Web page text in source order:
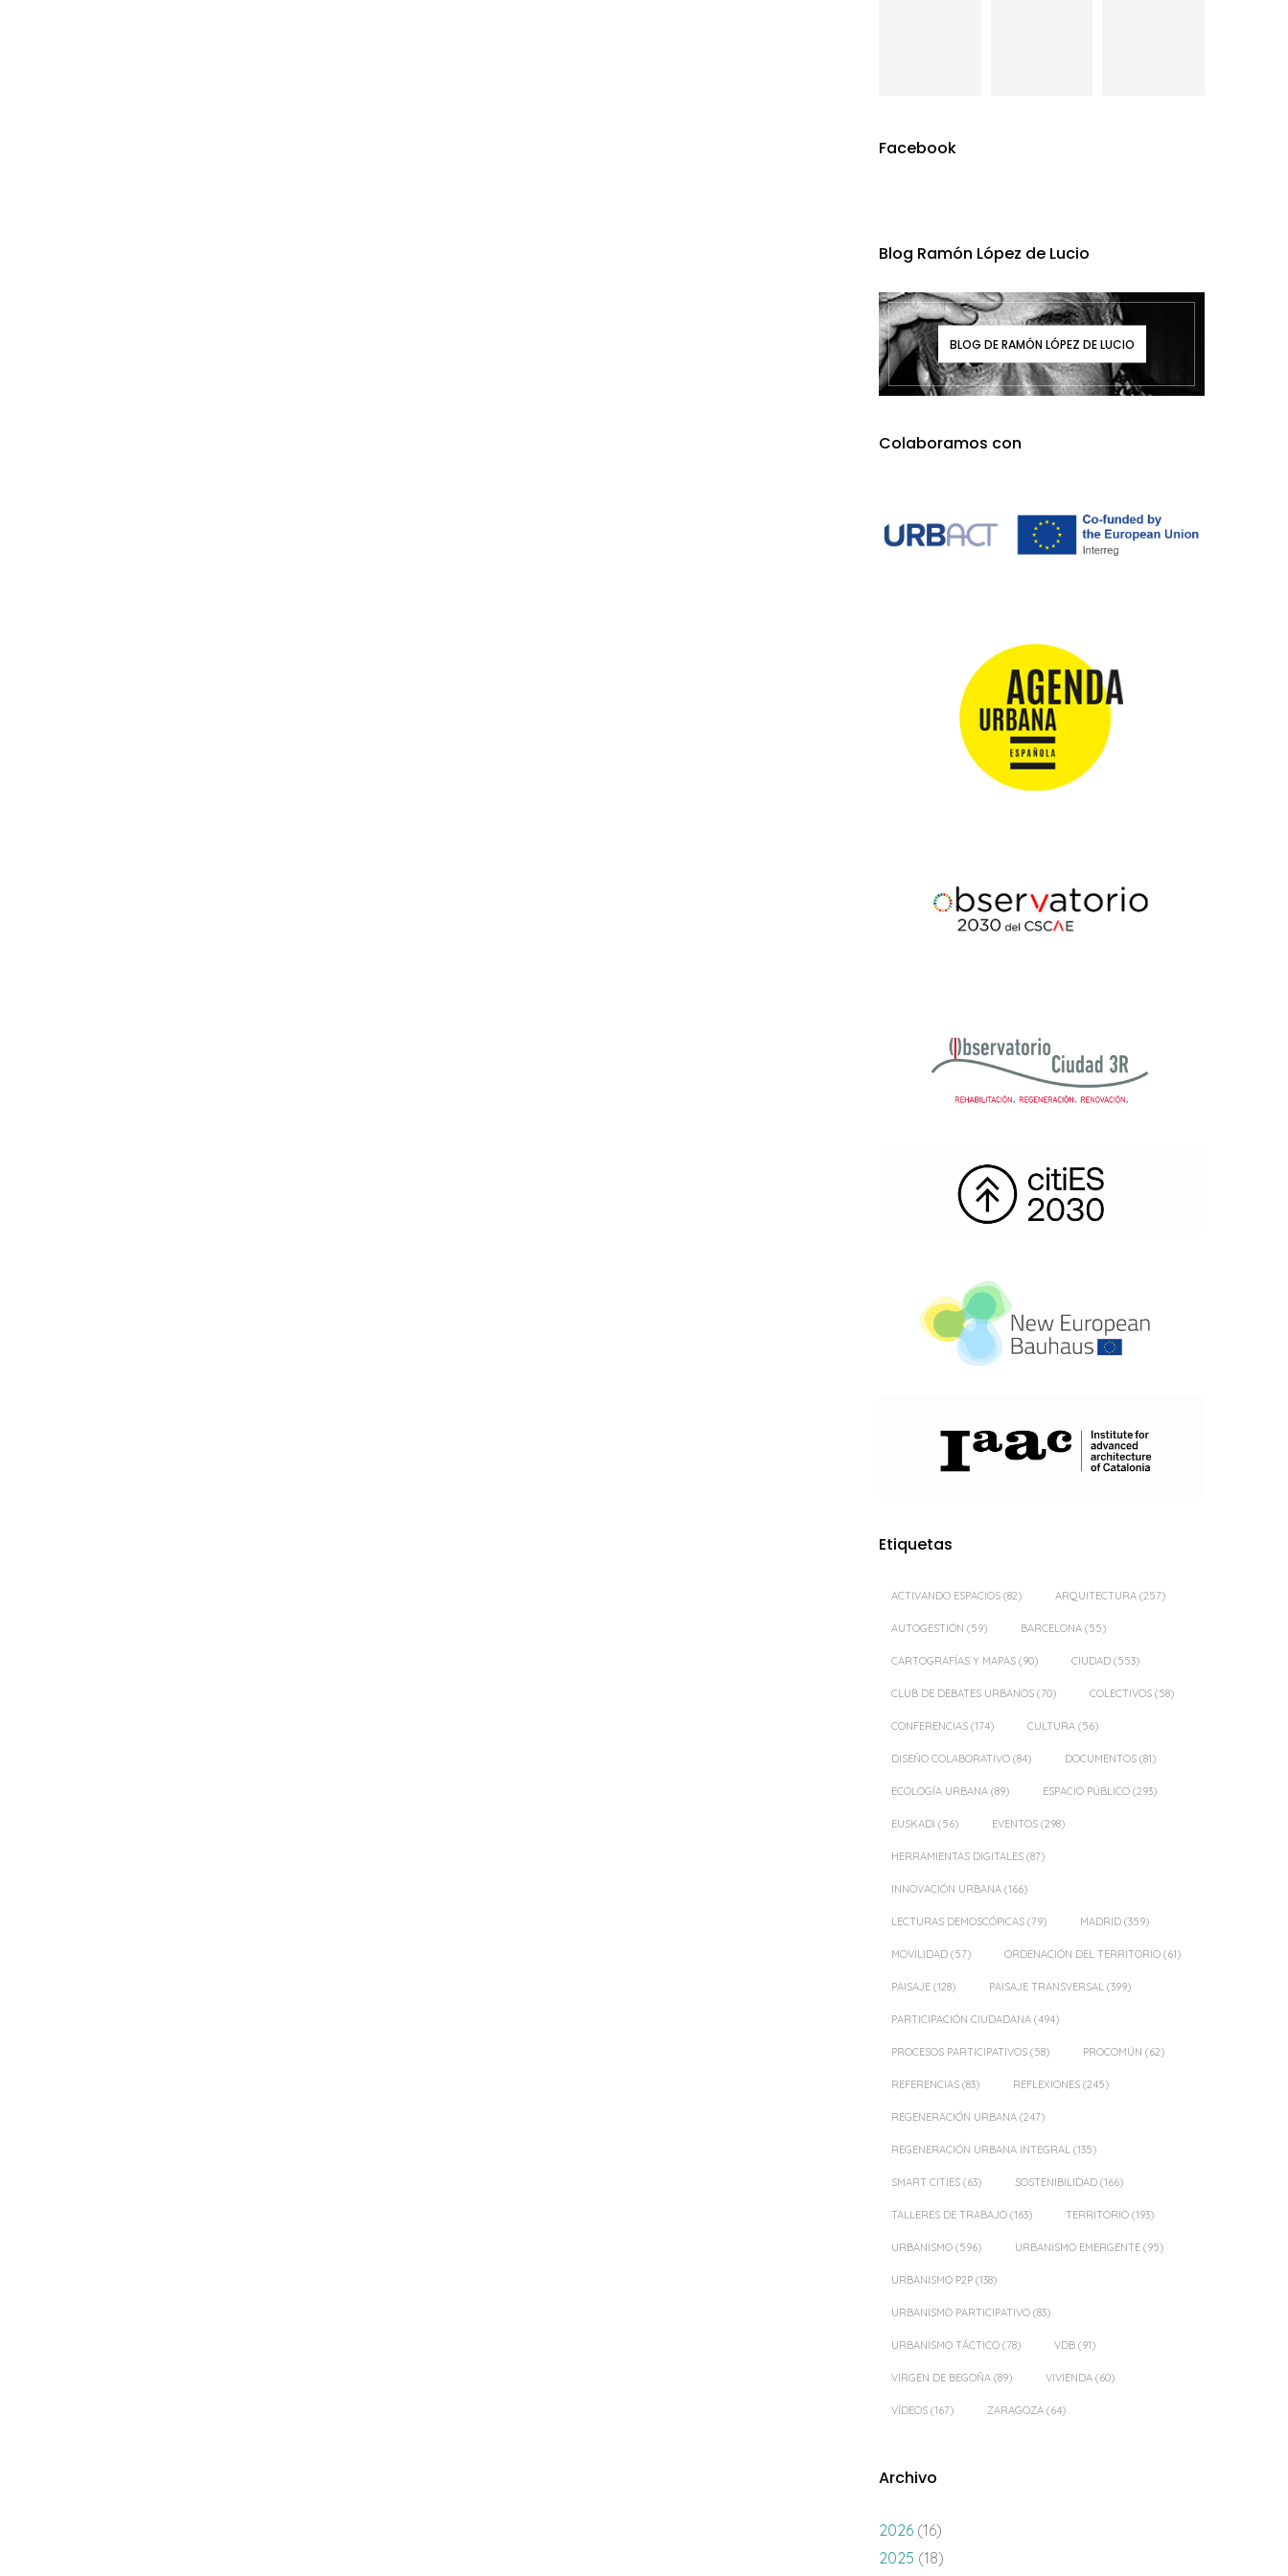
Facebook
Blog Ramón López de Lucio
BLOG DE RAMÓN LÓPEZ DE LUCIO
Colaboramos con
Etiquetas
ACTIVANDO ESPACIOS (82) ARQUITECTURA (257)
AUTOGESTIÓN (59) BARCELONA (55)
CARTOGRAFÍAS Y MAPAS (90) CIUDAD (553)
CLUB DE DEBATES URBANOS (70) COLECTIVOS (58)
CONFERENCIAS (174) CULTURA (56)
DISEÑO COLABORATIVO (84) DOCUMENTOS (81)
ECOLOGÍA URBANA (89) ESPACIO PÚBLICO (293)
EUSKADI (56) EVENTOS (298)
HERRAMIENTAS DIGITALES (87)
INNOVACIÓN URBANA (166)
LECTURAS DEMOSCÓPICAS (79) MADRID (359)
MOVILIDAD (57) ORDENACIÓN DEL TERRITORIO (61)
PAISAJE (128) PAISAJE TRANSVERSAL (399)
PARTICIPACIÓN CIUDADANA (494)
PROCESOS PARTICIPATIVOS (58) PROCOMÚN (62)
REFERENCIAS (83) REFLEXIONES (245)
REGENERACIÓN URBANA (247)
REGENERACIÓN URBANA INTEGRAL (135)
SMART CITIES (63) SOSTENIBILIDAD (166)
TALLERES DE TRABAJO (163) TERRITORIO (193)
URBANISMO (596) URBANISMO EMERGENTE (95)
URBANISMO P2P (138)
URBANISMO PARTICIPATIVO (83)
URBANISMO TÁCTICO (78) VDB (91)
VIRGEN DE BEGOÑA (89) VIVIENDA (60)
VÍDEOS (167) ZARAGOZA (64)
Archivo
2026 (16)
2025 (18)